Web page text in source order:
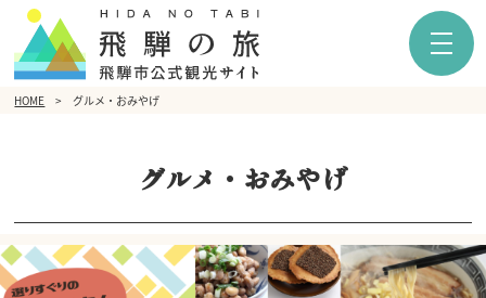
HOME グルメ・おみやげ
グルメ・おみやげ